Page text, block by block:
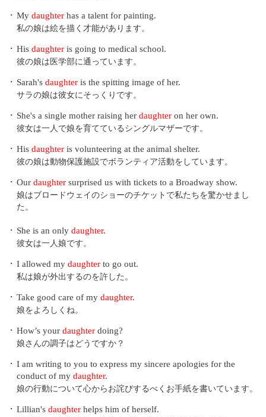
・ My daughter has a talent for painting.
私の娘は絵を描く才能があります。
・ His daughter is going to medical school.
彼の娘は医学部に通っています。
・ Sarah's daughter is the spitting image of her.
サラの娘は彼女にそっくりです。
・ She's a single mother raising her daughter on her own.
彼女は一人で娘を育てているシングルマザーです。
・ His daughter is volunteering at the animal shelter.
彼の娘は動物保護施設でボランティア活動をしています。
・ Our daughter surprised us with tickets to a Broadway show.
娘はブロードウェイのショーのチケットで私たちを驚かせまし
た。
・ She is an only daughter.
彼女は一人娘です。
・ I allowed my daughter to go out.
私は娘が外出するのを許した。
・ Take good care of my daughter.
娘をよろしくね。
・ How’s your daughter doing?
娘さんの調子はどうですか？
・ I am writing to you to express my sincere apologies for the
conduct of my daughter.
娘の行動について心からお詫びするべくお手紙を書いています。
・ Lillian's daughter helps him of herself.